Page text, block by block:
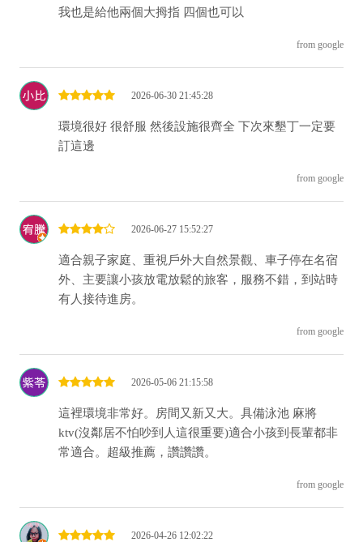
我也是給他兩個大拇指 四個也可以
from google
2026-06-30 21:45:28
環境很好 很舒服 然後設施很齊全 下次來墾丁一定要
訂這邊
from google
2026-06-27 15:52:27
適合親子家庭、重視戶外大自然景觀、車子停在名宿
外、主要讓小孩放電放鬆的旅客，服務不錯，到站時
有人接待進房。
from google
2026-05-06 21:15:58
這裡環境非常好。房間又新又大。具備泳池 麻將
ktv(沒鄰居不怕吵到人這很重要)適合小孩到長輩都非
常適合。超級推薦，讚讚讚。
from google
2026-04-26 12:02:22